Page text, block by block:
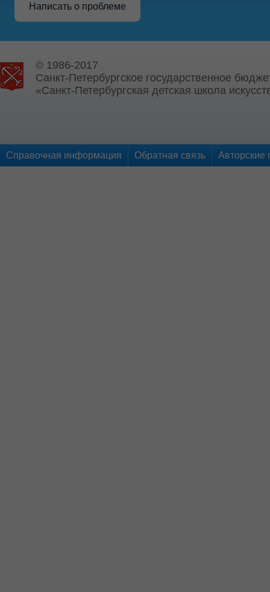
Написать о проблеме
© 1986-2017
Санкт-Петербургское государственное
«Санкт-Петербургская детская школа
Справочная информация Обратная связь Авторские